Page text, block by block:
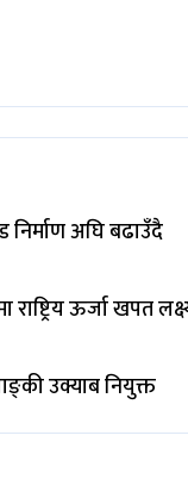
अघि बढाउँदै
ऊर्जा खपत
उक्याब नियुक्त